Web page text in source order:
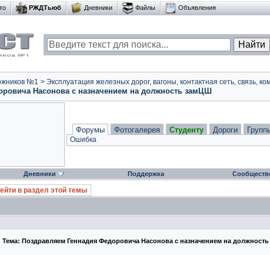
РЖДТьюб Дневники Файлы Объявления
№1 > Эксплуатация железных дорог, вагоны, контактная сеть, связь,
Насонова с назначением на должность замЦШ
Форумы Фотогалерея Студенту Дороги
Ошибка
Дневники Поддержка
в раздел этой темы
Тема: Поздравляем Геннадия Федоровича Насонова с назначением на